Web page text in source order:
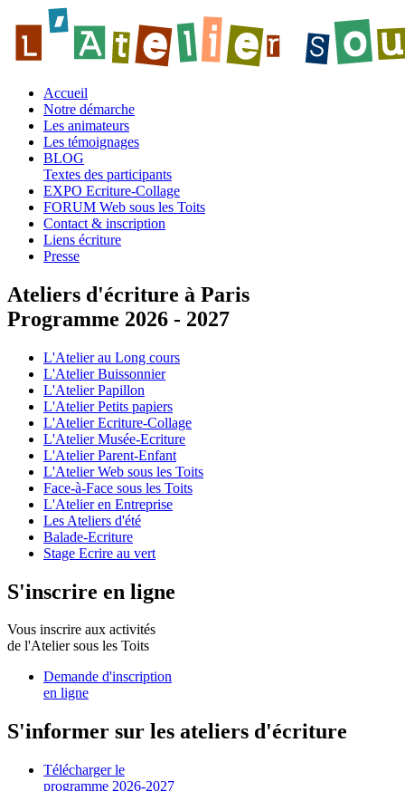
Accueil
Notre démarche
Les animateurs
Les témoignages
BLOG
Textes des participants
EXPO Ecriture-Collage
FORUM Web sous les Toits
Contact & inscription
Liens écriture
Presse
Ateliers d'écriture à Paris
Programme 2026 - 2027
L'Atelier au Long cours
L'Atelier Buissonnier
L'Atelier Papillon
L'Atelier Petits papiers
L'Atelier Ecriture-Collage
L'Atelier Musée-Ecriture
L'Atelier Parent-Enfant
L'Atelier Web sous les Toits
Face-à-Face sous les Toits
L'Atelier en Entreprise
Les Ateliers d'été
Balade-Ecriture
Stage Ecrire au vert
S'inscrire en ligne
Vous inscrire aux activités
de l'Atelier sous les Toits
Demande d'inscription
en ligne
S'informer sur les ateliers d'écriture
Télécharger le
programme 2026-2027